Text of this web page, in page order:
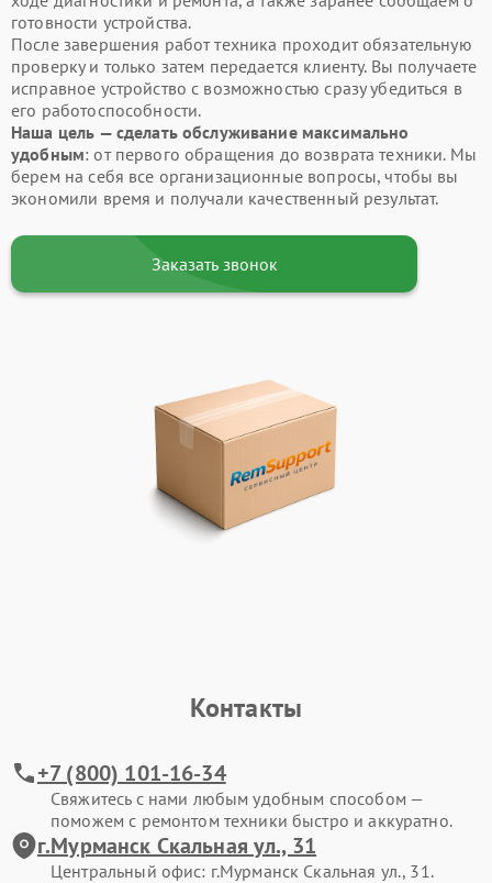
готовности устройства.
После завершения работ техника проходит обязательную
проверку и только затем передается клиенту. Вы получаете
исправное устройство с возможностью сразу убедиться в
его работоспособности.
Наша цель — сделать обслуживание максимально
удобным: от первого обращения до возврата техники. Мы
берем на себя все организационные вопросы, чтобы вы
экономили время и получали качественный результат.
Заказать звонок
Контакты
+7 (800) 101-16-34
Свяжитесь с нами любым удобным способом —
поможем с ремонтом техники быстро и аккуратно.
г.Мурманск Скальная ул., 31
Центральный офис: г.Мурманск Скальная ул., 31.